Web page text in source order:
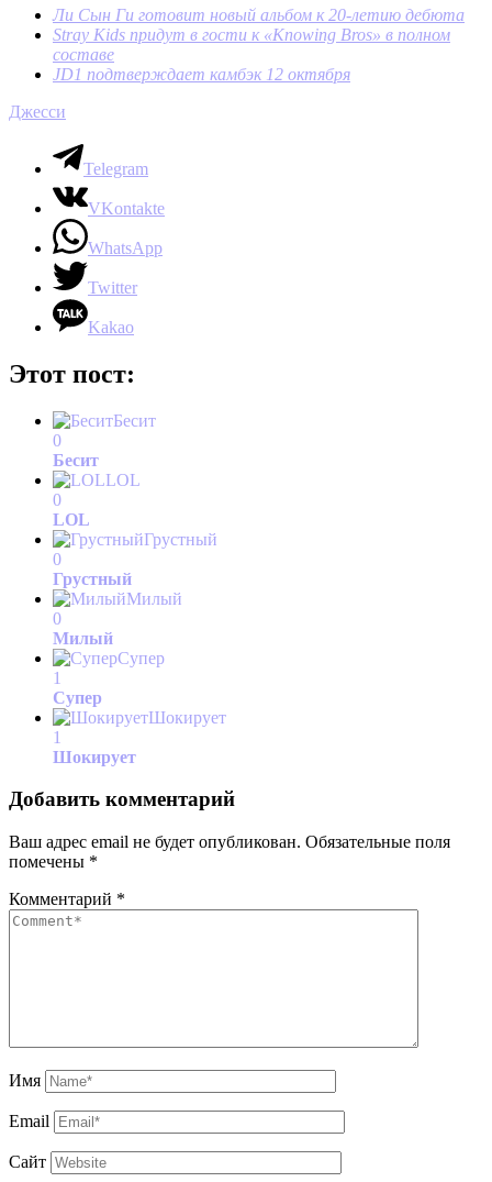
Ли Сын Ги готовит новый альбом к 20-летию дебюта
Stray Kids придут в гости к «Knowing Bros» в полном
составе
JD1 подтверждает камбэк 12 октября
Джесси
Telegram
VKontakte
WhatsApp
Twitter
Kakao
Этот пост:
Бесит
0
Бесит
LOL
0
LOL
Грустный
0
Грустный
Милый
0
Милый
Супер
1
Супер
Шокирует
1
Шокирует
Добавить комментарий
Ваш адрес email не будет опубликован. Обязательные поля
помечены *
Комментарий *
Имя
Email
Сайт